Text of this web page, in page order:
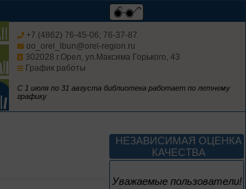
+7 (4862) 76-45-06; 76-37-87
oo_orel_lbun@orel-region.ru
302028 г.Орел, ул.Максима Горького, 43
График работы
С 1 июля по 31 августа библиотека работает по летнему
графику
НЕЗАВИСИМАЯ ОЦЕНКА
КАЧЕСТВА
Уважаемые пользователи!
Мастера кисти:
галерея талантов
Творец и муза
Цикл выставок литературы